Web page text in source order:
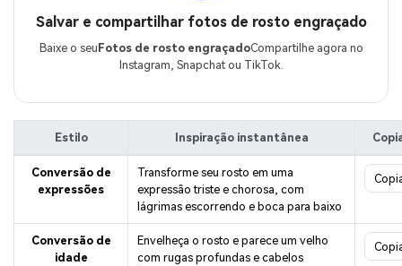
Salvar e compartilhar fotos de rosto engraçado
Baixe o seu Fotos de rosto engraçadoCompartilhe agora no
Instagram, Snapchat ou TikTok.
Estilo Inspiração instantânea
Conversão de
expressões
Transforme seu rosto em uma
expressão triste e chorosa, com
lágrimas escorrendo e boca para baixo
Conversão de
idade
Envelheça o rosto e parece um velho
com rugas profundas e cabelos